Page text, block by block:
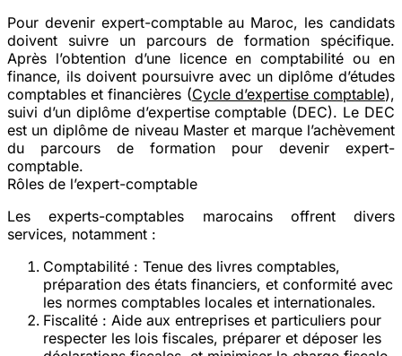
Pour devenir expert-comptable au Maroc, les candidats
doivent suivre un parcours de formation spécifique.
Après l’obtention d’une licence en comptabilité ou en
finance, ils doivent poursuivre avec un diplôme d’études
comptables et financières (Cycle d’expertise comptable),
suivi d’un diplôme d’expertise comptable (DEC). Le DEC
est un diplôme de niveau Master et marque l’achèvement
du parcours de formation pour devenir expert-
comptable.
Rôles de l’expert-comptable
Les experts-comptables marocains offrent divers
services, notamment :
Comptabilité : Tenue des livres comptables,
préparation des états financiers, et conformité avec
les normes comptables locales et internationales.
Fiscalité : Aide aux entreprises et particuliers pour
respecter les lois fiscales, préparer et déposer les